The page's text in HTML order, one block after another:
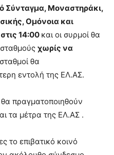
Σύνταγμα, Μοναστηράκι,
Ομόνοια και
14:00 και οι συρμοί θα
χωρίς να
θα
εντολή της ΕΛ.ΑΣ.
πραγματοποιηθούν
τα μέτρα της ΕΛ.ΑΣ .
το επιβατικό κοινό